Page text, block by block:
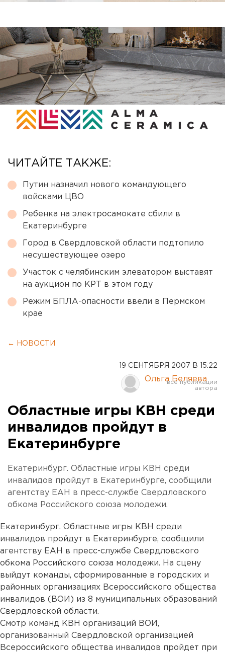
ЧИТАЙТЕ ТАКЖЕ:
Путин назначил нового командующего
войсками ЦВО
Ребенка на электросамокате сбили в
Екатеринбурге
Город в Свердловской области подтопило
несуществующее озеро
Участок с челябинским элеватором выставят
на аукцион по КРТ в этом году
Режим БПЛА-опасности ввели в Пермском
крае
← НОВОСТИ
19 СЕНТЯБРЯ 2007 В 15:22
Ольга Беляева
Областные игры КВН среди
инвалидов пройдут в
Екатеринбурге
Екатеринбург. Областные игры КВН среди
инвалидов пройдут в Екатеринбурге, сообщили
агентству ЕАН в пресс-службе Свердловского
обкома Российского союза молодежи.
Екатеринбург. Областные игры КВН среди
инвалидов пройдут в Екатеринбурге, сообщили
агентству ЕАН в пресс-службе Свердловского
обкома Российского союза молодежи. На сцену
выйдут команды, сформированные в городских и
районных организациях Всероссийского общества
инвалидов (ВОИ) из 8 муниципальных образований
Свердловской области.
Смотр команд КВН организаций ВОИ,
организованный Свердловской организацией
Всероссийского общества инвалидов пройдет при